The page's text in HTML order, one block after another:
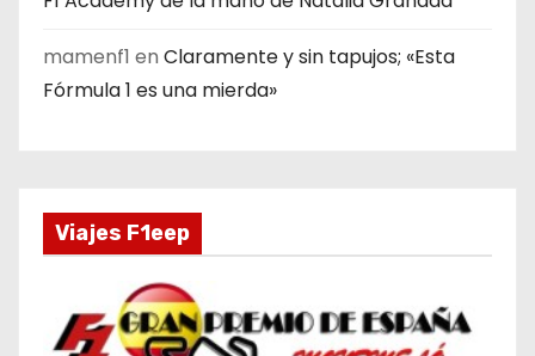
mamenf1 en Claramente y sin tapujos; «Esta
Fórmula 1 es una mierda»
Viajes F1eep